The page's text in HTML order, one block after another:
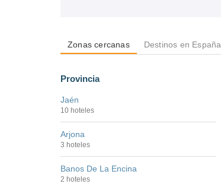
Zonas cercanas Destinos en España
Provincia
Jaén
10 hoteles
Arjona
3 hoteles
Banos De La Encina
2 hoteles